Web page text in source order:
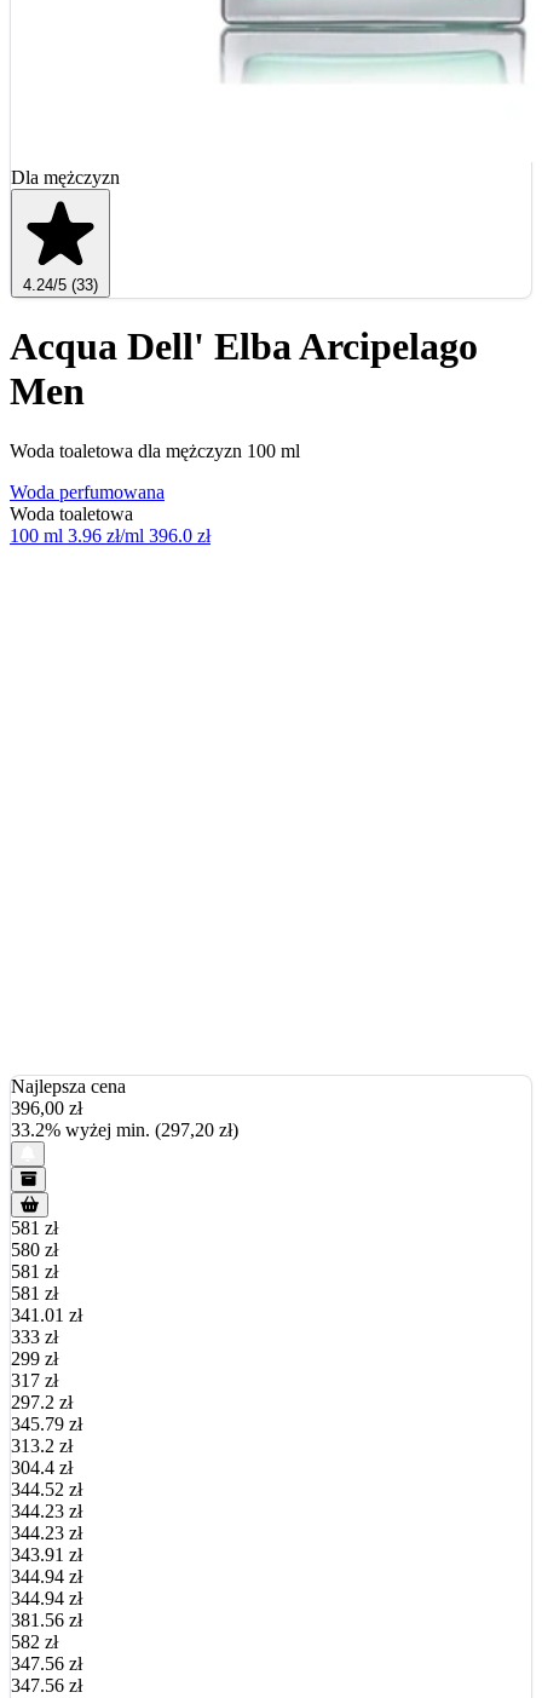
Dla mężczyzn
4.24/5 (33)
Acqua Dell' Elba Arcipelago
Men
Woda toaletowa dla mężczyzn 100 ml
Woda perfumowana
Woda toaletowa
100 ml 3.96 zł/ml 396.0 zł
Najlepsza cena
396,00 zł
33.2% wyżej min. (297,20 zł)
581 zł
580 zł
581 zł
581 zł
341.01 zł
333 zł
299 zł
317 zł
297.2 zł
345.79 zł
313.2 zł
304.4 zł
344.52 zł
344.23 zł
344.23 zł
343.91 zł
344.94 zł
344.94 zł
381.56 zł
582 zł
347.56 zł
347.56 zł